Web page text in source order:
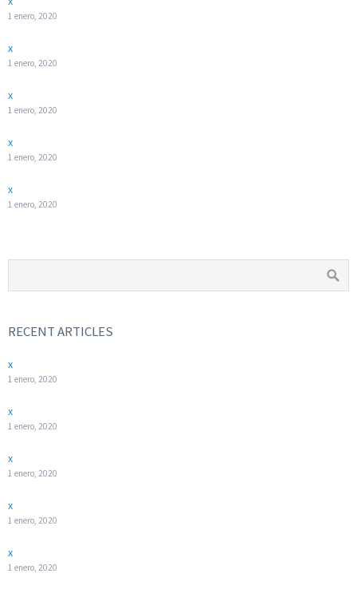
1 enero, 2020
x
1 enero, 2020
x
1 enero, 2020
x
1 enero, 2020
x
1 enero, 2020
RECENT ARTICLES
x
1 enero, 2020
x
1 enero, 2020
x
1 enero, 2020
x
1 enero, 2020
x
1 enero, 2020